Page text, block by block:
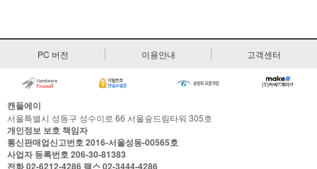
PC 버전 이용안내 고객센터
캔들에이
서울특별시 성동구 성수이로 66 서울숲드림타워 305호
개인정보 보호 책임자
통신판매업신고번호2016-서울성동-00565호
사업자 등록번호206-30-81383
전화02-6212-4286팩스02-3444-4286